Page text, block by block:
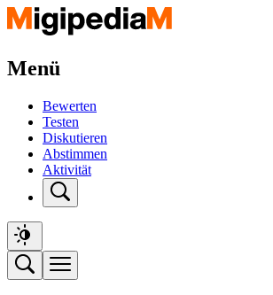
Menü
Bewerten
Testen
Diskutieren
Abstimmen
Aktivität